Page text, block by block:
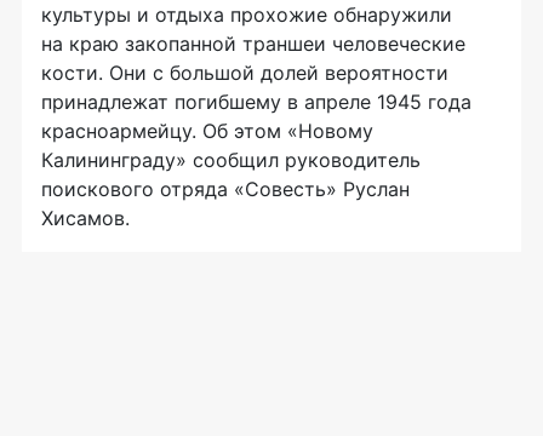
культуры и отдыха прохожие обнаружили
на краю закопанной траншеи человеческие
кости. Они с большой долей вероятности
принадлежат погибшему в апреле 1945 года
красноармейцу. Об этом «Новому
Калининграду» сообщил руководитель
поискового отряда «Совесть» Руслан
Хисамов.